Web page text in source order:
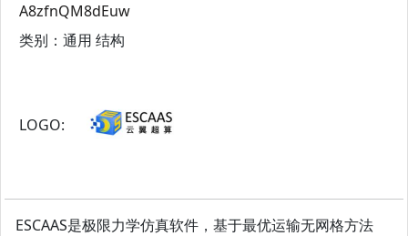
A8zfnQM8dEuw
类别：通用 结构
LOGO:
ESCAAS是极限力学仿真软件，基于最优运输无网格方法